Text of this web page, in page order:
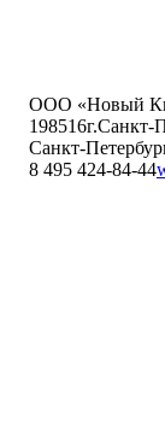
ООО «Новый
198516г.Санкт-
Санкт-
8 495 424-84-44